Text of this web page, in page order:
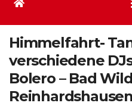
Himmelfahrt-
verschiedene
Bolero – Bad
Reinhardshausen